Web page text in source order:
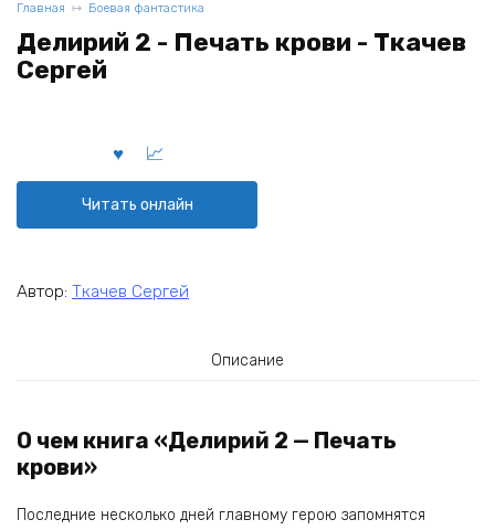
Главная Боевая фантастика
Делирий 2 - Печать крови - Ткачев
Сергей
Читать онлайн
Автор: Ткачев Сергей
Описание
О чем книга «Делирий 2 — Печать
крови»
Последние несколько дней главному герою запомнятся